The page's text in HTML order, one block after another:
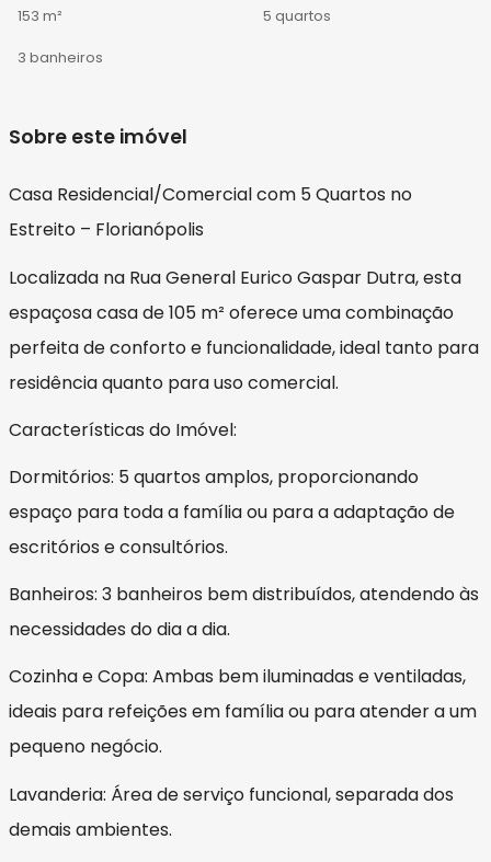
153 m² 5 quartos
3 banheiros
Sobre este imóvel
Casa Residencial/Comercial com 5 Quartos no
Estreito – Florianópolis
Localizada na Rua General Eurico Gaspar Dutra, esta
espaçosa casa de 105 m² oferece uma combinação
perfeita de conforto e funcionalidade, ideal tanto para
residência quanto para uso comercial.
Características do Imóvel:
Dormitórios: 5 quartos amplos, proporcionando
espaço para toda a família ou para a adaptação de
escritórios e consultórios.
Banheiros: 3 banheiros bem distribuídos, atendendo às
necessidades do dia a dia.
Cozinha e Copa: Ambas bem iluminadas e ventiladas,
ideais para refeições em família ou para atender a um
pequeno negócio.
Lavanderia: Área de serviço funcional, separada dos
demais ambientes.